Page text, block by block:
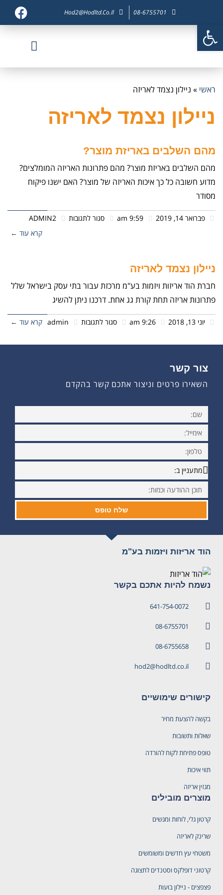
פתח סרגל נגישות
08-6755701
Hod2@hodltd.co.il
ראשי » ניילון נצמד לאריזה
ניילון נצמד לאריזה
מהם השלבים באריזת מוצר?
מהם השלבים באריזת מוצר? מהם פתרונות האריזה המומלצים?
מדוע חשובה כל כך איכות האריזה של מוצר? האם ישנו פיקוח
מסודר
פברואר 14, 2019 סגור לתגובות
ADMIN2
קרא עוד ←
ניילון נצמד לאריזה
חברת הוד אריזות ויזמות בע"מ מרכזת עבור בתי עסק בישראל שלל
פתרונות אריזה תחת קורת גג אחת. דרכנו ניתן להשיג
יוני 13, 2018 סגור לתגובות admin קרא עוד ←
צור קשר
השאירו פרטים וניצור אתכם קשר בהקדם
שלח טופס
הוד אריזות ויזמות בע"מ
נשמח להיות אתכם בקשר
641-754-0072
08-6755701
08-6755658
hod2@hodltd.co.il
קישורים שימושיים
בקשה להצעת מחיר
שאלות ותשובות
טופס פתיחת לקוח להורדה
תווי איכות
מגזין אריזה
מוצרים מובילים
קרטון גלי, לוחות ומגשים
שרינק לאריזה
משטחי עץ חדשים ומשומשים
קרטוני דופלקס וסטנדים לתצוגה
פצפצים - ניילון בועות